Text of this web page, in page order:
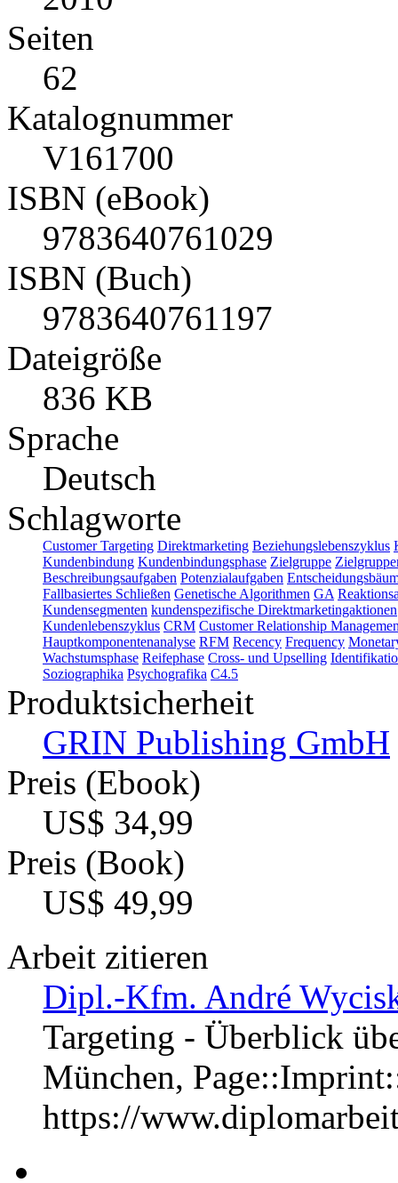
Seiten
62
Katalognummer
V161700
ISBN (eBook)
9783640761029
ISBN (Buch)
9783640761197
Dateigröße
836 KB
Sprache
Deutsch
Schlagworte
Customer Targeting Direktmarketing Beziehungslebenszyklus
Kundenbindung Kundenbindungsphase Zielgruppe
Beschreibungsaufgaben Potenzialaufgaben
Fallbasiertes Schließen Genetische Algorithmen GA
Kundensegmenten kundenspezifische Direktmarketingaktionen
Kundenlebenszyklus CRM Customer Relationship
Hauptkomponentenanalyse RFM Recency Frequency
Wachstumsphase Reifephase Cross- und Upselling
Soziographika Psychografika C4.5
Produktsicherheit
GRIN Publishing GmbH
Preis (Ebook)
US$ 34,99
Preis (Book)
US$ 49,99
Arbeit zitieren
Dipl.-Kfm. André
Targeting - Überblick
München,
https://